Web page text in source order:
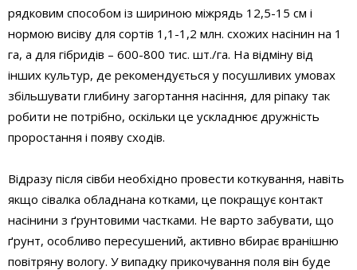
рядковим способом із шириною міжрядь 12,5-15 см і
нормою висіву для сортів 1,1-1,2 млн. схожих насінин на 1
га, а для гібридів – 600-800 тис. шт./га. На відміну від
інших культур, де рекомендується у посушливих умовах
збільшувати глибину загортання насіння, для ріпаку так
робити не потрібно, оскільки це ускладнює дружність
проростання і появу сходів.
Відразу після сівби необхідно провести коткування, навіть
якщо сівалка обладнана котками, це покращує контакт
насінини з ґрунтовими частками. Не варто забувати, що
ґрунт, особливо пересушений, активно вбирає вранішню
повітряну вологу. У випадку прикочування поля він буде